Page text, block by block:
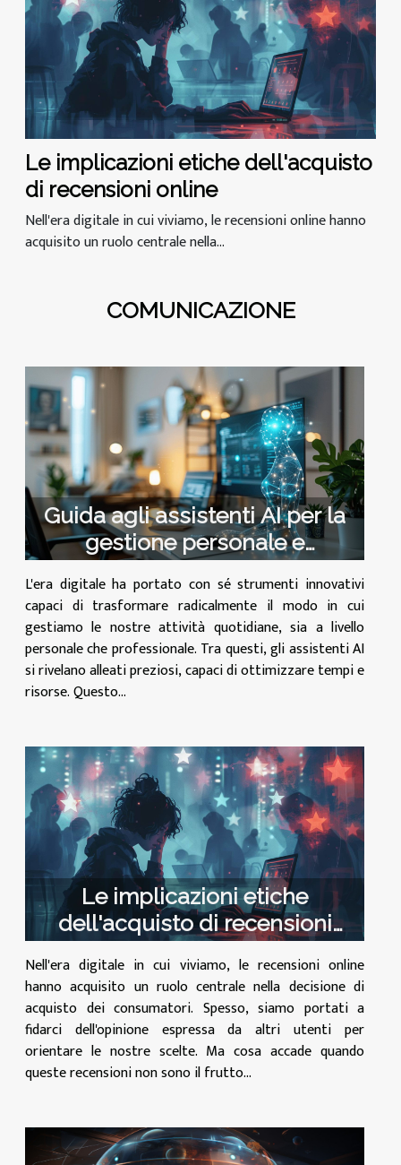
Le implicazioni etiche dell'acquisto
di recensioni online
Nell'era digitale in cui viviamo, le recensioni online hanno
acquisito un ruolo centrale nella...
COMUNICAZIONE
Guida agli assistenti AI per la
gestione personale e
professionale
L'era digitale ha portato con sé strumenti innovativi
capaci di trasformare radicalmente il modo in cui
gestiamo le nostre attività quotidiane, sia a livello
personale che professionale. Tra questi, gli assistenti AI
si rivelano alleati preziosi, capaci di ottimizzare tempi e
risorse. Questo...
Le implicazioni etiche
dell'acquisto di recensioni
online
Nell'era digitale in cui viviamo, le recensioni online
hanno acquisito un ruolo centrale nella decisione di
acquisto dei consumatori. Spesso, siamo portati a
fidarci dell'opinione espressa da altri utenti per
orientare le nostre scelte. Ma cosa accade quando
queste recensioni non sono il frutto...